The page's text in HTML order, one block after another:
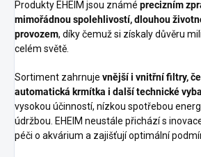
Produkty EHEIM jsou známé precizním
mimořádnou spolehlivostí, dlouhou
provozem, díky čemuž si získaly důvěru
celém světě.
Sortiment zahrnuje vnější i vnitřní filtry,
automatická krmítka i další technické
vysokou účinností, nízkou spotřebou
údržbou. EHEIM neustále přichází s
péči o akvárium a zajišťují optimální